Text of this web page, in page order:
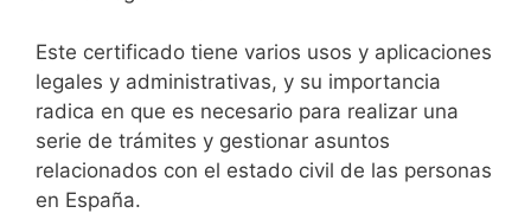
Este certificado tiene varios usos y aplicaciones
legales y administrativas, y su importancia
radica en que es necesario para realizar una
serie de trámites y gestionar asuntos
relacionados con el estado civil de las personas
en España.